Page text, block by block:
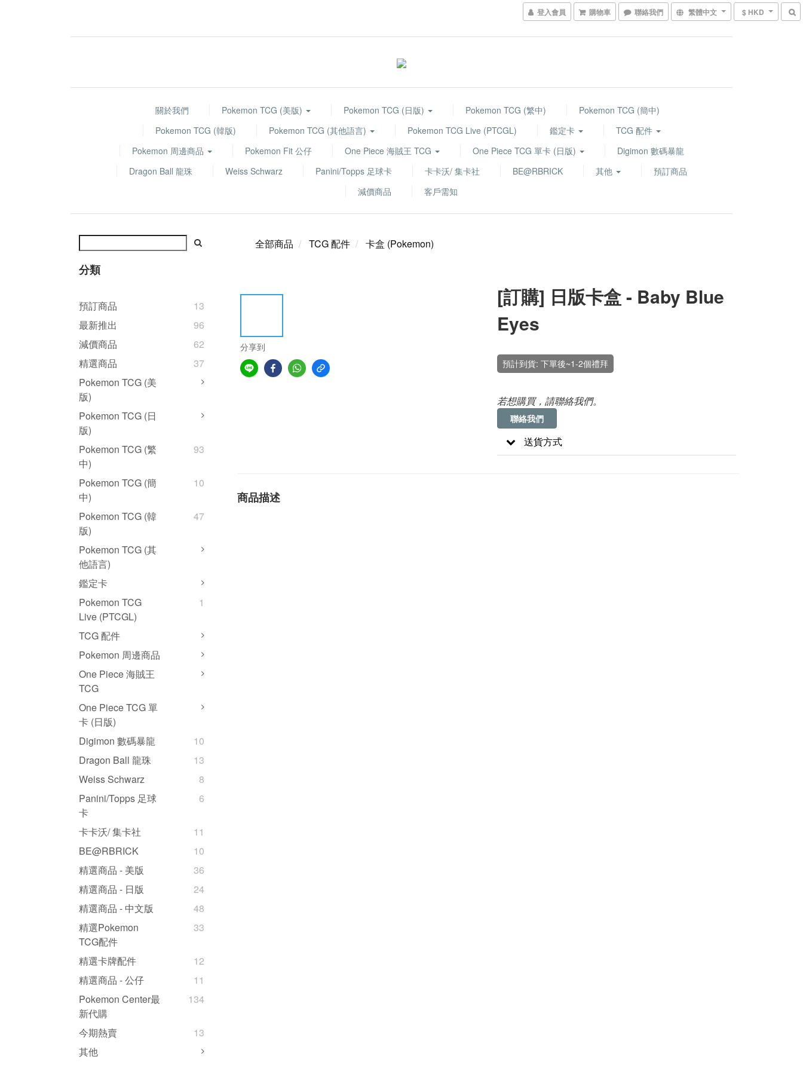
登入會員 購物車 聯絡我們 繁體中文 $ HKD
關於我們 Pokemon TCG (美版) Pokemon TCG (日版) Pokemon TCG (繁中)
Pokemon TCG (簡中)
Pokemon TCG (韓版)
Pokemon TCG (其他語言) Pokemon TCG Live (PTCGL) 鑑定卡
TCG 配件
Pokemon 周邊商品
Pokemon Fit 公仔 One Piece 海賊王 TCG One Piece TCG 單卡 (日版)
Digimon 數碼暴龍
Dragon Ball 龍珠
Weiss Schwarz Panini/Topps 足球卡 卡卡沃/ 集卡社 BE@RBRICK 其他
預訂商品
減價商品
客戶需知
分類
預訂商品
13
最新推出
96
減價商品
62
精選商品
37
Pokemon TCG (美
版)
Pokemon TCG (日
版)
Pokemon TCG (繁
中)
93
Pokemon TCG (簡
中)
10
Pokemon TCG (韓
版)
47
Pokemon TCG (其
他語言)
鑑定卡
Pokemon TCG
Live (PTCGL)
1
TCG 配件
Pokemon 周邊商品
One Piece 海賊王
TCG
One Piece TCG 單
卡 (日版)
Digimon 數碼暴龍
10
Dragon Ball 龍珠
13
Weiss Schwarz
8
Panini/Topps 足球
卡
6
卡卡沃/ 集卡社
11
BE@RBRICK
10
精選商品 - 美版
36
精選商品 - 日版
24
精選商品 - 中文版
48
精選Pokemon
TCG配件
33
精選卡牌配件
12
精選商品 - 公仔
11
Pokemon Center最
新代購
134
今期熱賣
13
其他
全部商品 TCG 配件 卡盒 (Pokemon)
分享到
[訂購] 日版卡盒 - Baby Blue
Eyes
預計到貨: 下單後~1-2個禮拜
若想購買，請聯絡我們。
聯絡我們
送貨方式
商品描述